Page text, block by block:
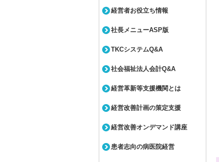
経営者お役立ち情報
社長メニューASP版
TKCシステムQ&A
社会福祉法人会計Q&A
経営革新等支援機関とは
経営改善計画の策定支援
経営改善オンデマンド講座
患者志向の病医院経営